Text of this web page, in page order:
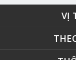
VỊ